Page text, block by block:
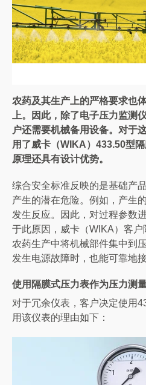
农药及其生产上的严格要求也
上。因此，除了电子压力监测
户还需要机械备用设备。 对于
用了威卡（WIKA）433.50型
原理还具有设计优势。
综合安全标准反映的是基础产
产生的潜在危险。例如，产生
发生反应。因此，对过程参数
于此原因，威卡（WIKA）客
农药生产中将机械部件集中到
发生电源故障时，也能可靠地
使用隔膜式压力表作为压力测
对于冗余仪表，客户决定使用
用该仪表的理由如下：